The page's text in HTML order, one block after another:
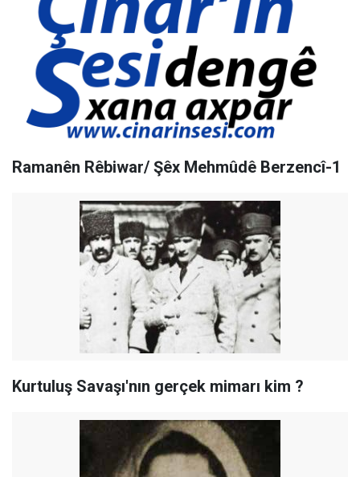
Ramanên Rêbiwar/ Şêx Mehmûdê Berzencî-1
Kurtuluş Savaşı'nın gerçek mimarı kim ?